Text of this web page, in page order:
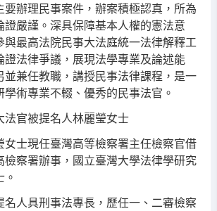
要辦理民事案件，辦案積極認真，所為
證嚴謹。深具保障基本人權的憲法意
與最高法院民事大法庭統一法律解釋工
證法律爭議，展現法學專業及論述能
並兼任教職，講授民事法律課程，是一
學術專業不輟、優秀的民事法官。
法官被提名人林麗瑩女士
女士現任臺灣高等檢察署主任檢察官借
檢察署辦事，國立臺灣大學法律學研究
名人具刑事法專長，歷任一、二審檢察